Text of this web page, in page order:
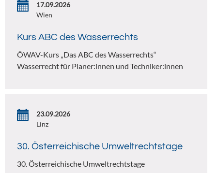
17.09.2026
Wien
Kurs ABC des Wasserrechts
ÖWAV-Kurs „Das ABC des Wasserrechts“
Wasserrecht für Planer:innen und Techniker:innen
23.09.2026
Linz
30. Österreichische Umweltrechtstage
30. Österreichische Umweltrechtstage